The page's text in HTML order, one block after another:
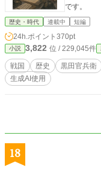
です。
歴史・時代 連載中 短編
24h.ポイント 370pt
小説 3,822 位 / 229,045件
戦国 歴史 黒田官兵衛
生成AI使用
18